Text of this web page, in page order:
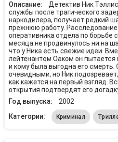
Описание:
Детектив Ник
службы после трагического
наркодилера, получает редкий
прежнюю работу.
оперативника отдела по борьбе
месяца не продвинулось ни на
что у Ника есть свежие идеи.
лейтенантом Оаком он пытается
и кому была выгодна его смерть.
очевидными, но Ник
как кажется на первый взгляд.
открытия подтвердят его
Год выпуска:
2002
Категории:
Криминал